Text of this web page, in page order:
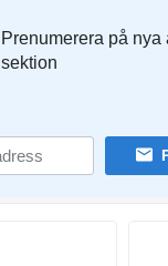
Prenumerera på
sektion